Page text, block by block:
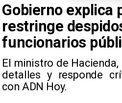
Gobierno explica
restringe
funcionarios
El ministro de Hacienda,
detalles y responde
con ADN Hoy.